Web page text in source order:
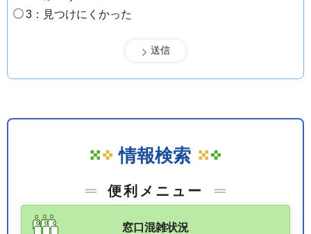
3：見つけにくかった
情報検索
便利メニュー
窓口混雑状況